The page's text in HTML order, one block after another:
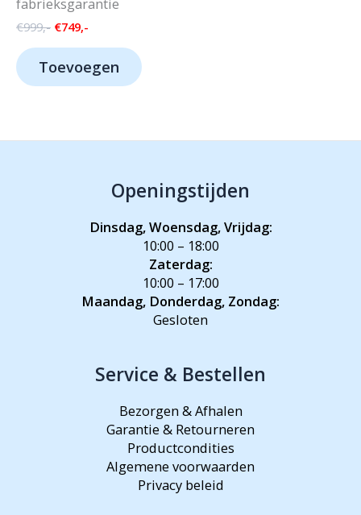
€999,- Oorspronkelijke
€999,-.
€749,-
€749,-.
Toevoegen
Openingstijden
Dinsdag, Woensdag, Vrijdag:
10:00 – 18:00
Zaterdag:
10:00 – 17:00
Maandag, Donderdag, Zondag:
Gesloten
Service & Bestellen
Bezorgen & Afhalen
Garantie & Retourneren
Productcondities
Algemene voorwaarden
Privacy beleid